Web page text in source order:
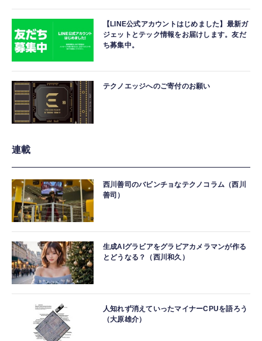
【LINE公式アカウントはじめました】最新ガ
ジェットとテック情報をお届けします。友だ
ち募集中。
テクノエッジへのご寄付のお願い
連載
西川善司のバビンチョなテクノコラム（西川
善司）
生成AIグラビアをグラビアカメラマンが作る
とどうなる？（西川和久）
人知れず消えていったマイナーCPUを語ろう
（大原雄介）